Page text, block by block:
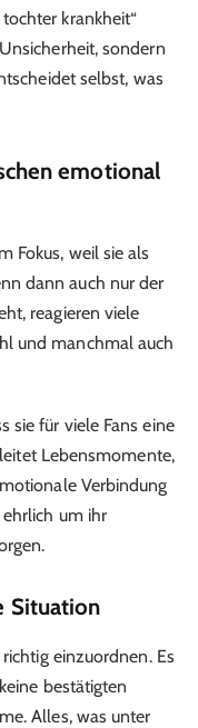
krankheit“
sondern
selbst, was
emotional
Fokus, weil sie als
dann auch nur der
reagieren viele
und manchmal auch
sie für viele Fans eine
Lebensmomente,
Verbindung
um ihr
Situation
einzuordnen. Es
bestätigten
Alles, was unter